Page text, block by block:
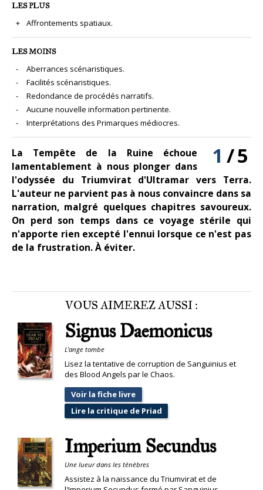
LES PLUS
Affrontements spatiaux.
LES MOINS
Aberrances scénaristiques.
Facilités scénaristiques.
Redondance de procédés narratifs.
Aucune nouvelle information pertinente.
Interprétations des Primarques médiocres.
1 /5
La Tempête de la Ruine échoue
lamentablement à nous plonger dans
l'odyssée du Triumvirat d'Ultramar vers Terra.
L'auteur ne parvient pas à nous convaincre dans sa
narration, malgré quelques chapitres savoureux.
On perd son temps dans ce voyage stérile qui
n'apporte rien excepté l'ennui lorsque ce n'est pas
de la frustration. À éviter.
VOUS AIMEREZ AUSSI :
Signus Daemonicus
L'ange tombe
Lisez la tentative de corruption de Sanguinius et
des Blood Angels par le Chaos.
Voir la fiche livre
Lire la critique de Priad
Imperium Secundus
Une lueur dans les ténèbres
Assistez à la naissance du Triumvirat et de